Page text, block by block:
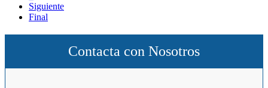
Siguiente
Final
Contacta con Nosotros